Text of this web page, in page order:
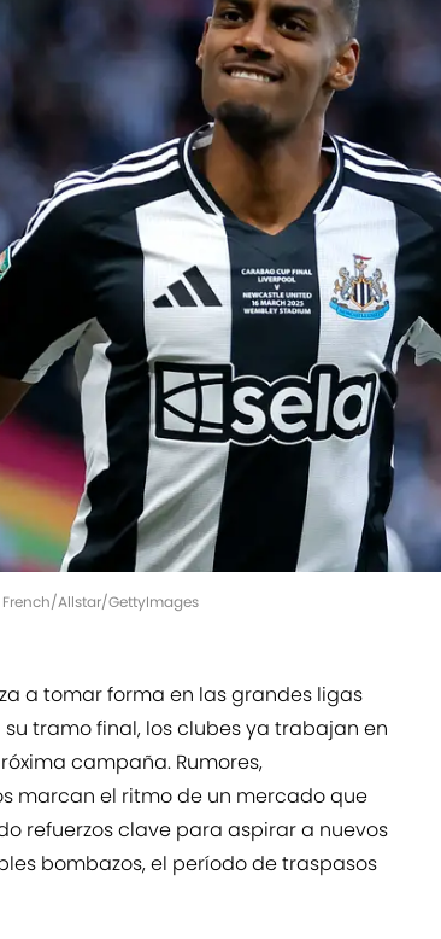
Allstar/GettyImages
a tomar forma en las grandes ligas
tramo final, los clubes ya trabajan en
campaña. Rumores,
marcan el ritmo de un mercado que
refuerzos clave para aspirar a nuevos
bombazos, el período de traspasos